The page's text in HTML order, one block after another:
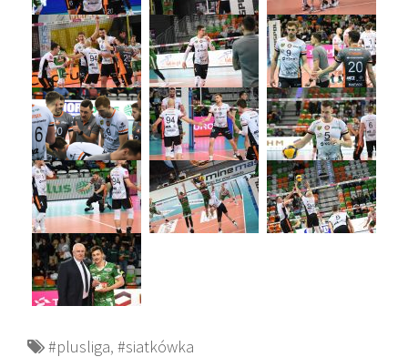
#plusliga, #siatkówka